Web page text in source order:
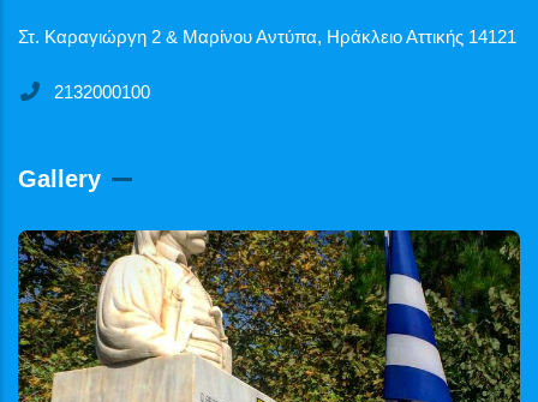
Στ. Καραγιώργη 2 & Μαρίνου Αντύπα, Ηράκλειο Αττικής 14121
2132000100
Gallery